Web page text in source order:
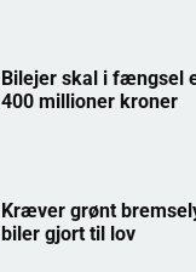
Bilejer skal i fængsel
400 millioner kroner
Kræver grønt
biler gjort til lov